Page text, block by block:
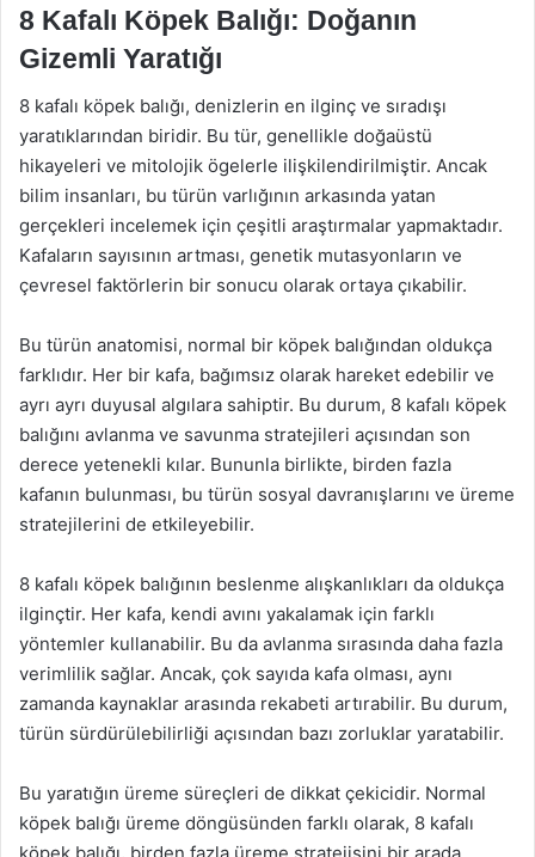
8 Kafalı Köpek Balığı: Doğanın
Gizemli Yaratığı
8 kafalı köpek balığı, denizlerin en ilginç ve sıradışı
yaratıklarından biridir. Bu tür, genellikle doğaüstü
hikayeleri ve mitolojik ögelerle ilişkilendirilmiştir. Ancak
bilim insanları, bu türün varlığının arkasında yatan
gerçekleri incelemek için çeşitli araştırmalar yapmaktadır.
Kafaların sayısının artması, genetik mutasyonların ve
çevresel faktörlerin bir sonucu olarak ortaya çıkabilir.
Bu türün anatomisi, normal bir köpek balığından oldukça
farklıdır. Her bir kafa, bağımsız olarak hareket edebilir ve
ayrı ayrı duyusal algılara sahiptir. Bu durum, 8 kafalı köpek
balığını avlanma ve savunma stratejileri açısından son
derece yetenekli kılar. Bununla birlikte, birden fazla
kafanın bulunması, bu türün sosyal davranışlarını ve üreme
stratejilerini de etkileyebilir.
8 kafalı köpek balığının beslenme alışkanlıkları da oldukça
ilginçtir. Her kafa, kendi avını yakalamak için farklı
yöntemler kullanabilir. Bu da avlanma sırasında daha fazla
verimlilik sağlar. Ancak, çok sayıda kafa olması, aynı
zamanda kaynaklar arasında rekabeti artırabilir. Bu durum,
türün sürdürülebilirliği açısından bazı zorluklar yaratabilir.
Bu yaratığın üreme süreçleri de dikkat çekicidir. Normal
köpek balığı üreme döngüsünden farklı olarak, 8 kafalı